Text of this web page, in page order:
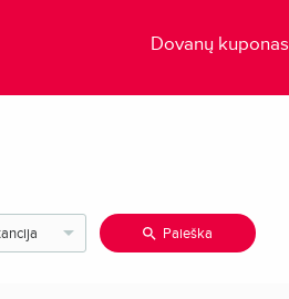
Dovanų kuponas
Paieška